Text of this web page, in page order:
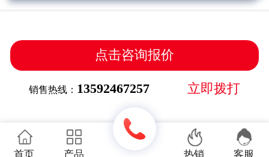
点击咨询报价
销售热线： 13592467257 立即拨打
首页 产品 热销 客服